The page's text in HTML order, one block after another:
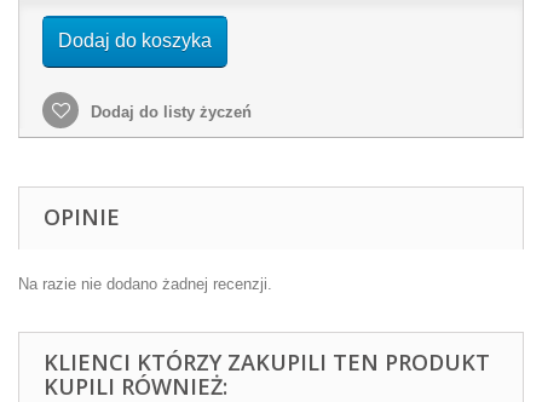
Dodaj do koszyka
Dodaj do listy życzeń
OPINIE
Na razie nie dodano żadnej recenzji.
KLIENCI KTÓRZY ZAKUPILI TEN PRODUKT
KUPILI RÓWNIEŻ: